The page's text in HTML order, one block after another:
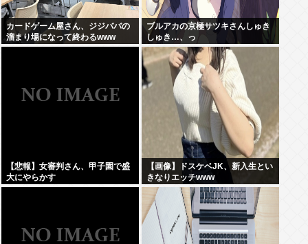
カードゲーム屋さん、ジジババの
溜まり場になって終わるwww
ブルアカの京極サツキさんしゅき
しゅき…、っ
【悲報】女審判さん、甲子園で盛
大にやらかす
【画像】ドスケベJK、新入生とい
きなりエッチwww